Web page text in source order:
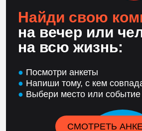
Найди свою
на вечер или
на всю жизнь:
● Посмотри анкеты
● Напиши тому, с кем
● Выбери место или событие
СМОТРЕТЬ